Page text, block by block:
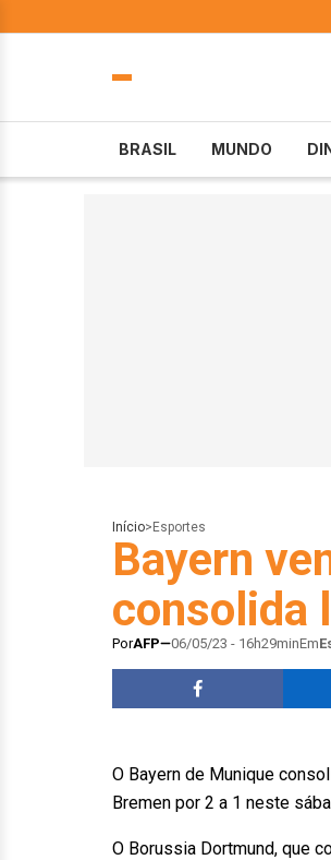
BRASIL MUNDO
Início> Esportes
Bayern
consolida
PorAFP 06/05/23 - 16h29minEm
O Bayern de Munique
Bremen por 2 a 1 neste
O Borussia Dortmund, que